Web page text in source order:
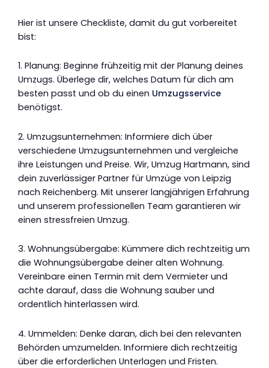
Hier ist unsere Checkliste, damit du gut vorbereitet
bist:
1. Planung: Beginne frühzeitig mit der Planung deines
Umzugs. Überlege dir, welches Datum für dich am
besten passt und ob du einen Umzugsservice
benötigst.
2. Umzugsunternehmen: Informiere dich über
verschiedene Umzugsunternehmen und vergleiche
ihre Leistungen und Preise. Wir, Umzug Hartmann, sind
dein zuverlässiger Partner für Umzüge von Leipzig
nach Reichenberg. Mit unserer langjährigen Erfahrung
und unserem professionellen Team garantieren wir
einen stressfreien Umzug.
3. Wohnungsübergabe: Kümmere dich rechtzeitig um
die Wohnungsübergabe deiner alten Wohnung.
Vereinbare einen Termin mit dem Vermieter und
achte darauf, dass die Wohnung sauber und
ordentlich hinterlassen wird.
4. Ummelden: Denke daran, dich bei den relevanten
Behörden umzumelden. Informiere dich rechtzeitig
über die erforderlichen Unterlagen und Fristen.